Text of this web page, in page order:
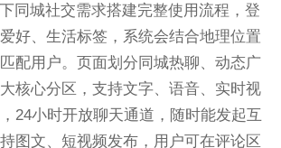
同城社交需求搭建完整使用流程，登
好、生活标签，系统会结合地理位置
配用户。页面划分同城热聊、动态广
核心分区，支持文字、语音、实时视
24小时开放聊天通道，随时能发起互
图文、短视频发布，用户可在评论区